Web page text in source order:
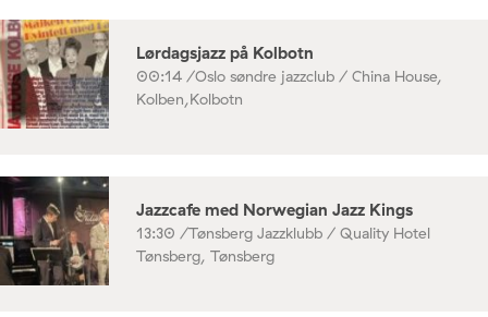
Lørdagsjazz på Kolbotn
00:14 /Oslo søndre jazzclub / China House,
Kolben,Kolbotn
Jazzcafe med Norwegian Jazz Kings
13:30 /Tønsberg Jazzklubb / Quality Hotel
Tønsberg, Tønsberg